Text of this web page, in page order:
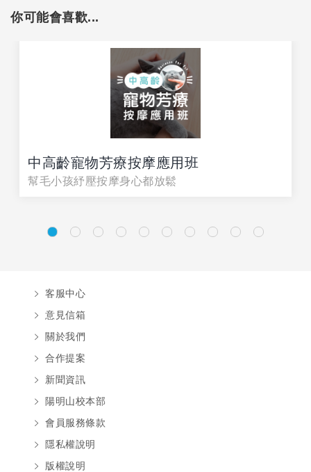
你可能會喜歡...
中高齡寵物芳療按摩應用班
幫毛小孩紓壓按摩身心都放鬆
客服中心
意見信箱
關於我們
合作提案
新聞資訊
陽明山校本部
會員服務條款
隱私權說明
版權說明